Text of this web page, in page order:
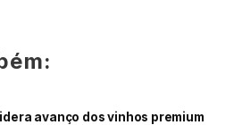
avanço dos vinhos premium